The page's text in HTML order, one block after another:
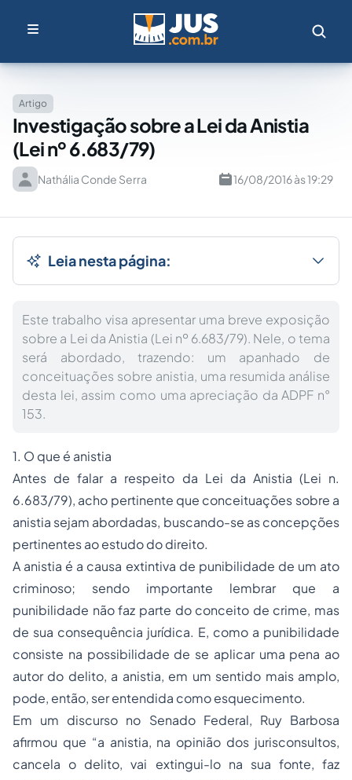
Artigo
Investigação sobre a Lei da Anistia
(Lei nº 6.683/79)
Nathália Conde Serra 16/08/2016 às 19:29
Leia nesta página:
Este trabalho visa apresentar uma breve exposição
sobre a Lei da Anistia (Lei nº 6.683/79). Nele, o tema
será abordado, trazendo: um apanhado de
conceituações sobre anistia, uma resumida análise
desta lei, assim como uma apreciação da ADPF n°
153.
1. O que é anistia
Antes de falar a respeito da Lei da Anistia (Lei n.
6.683/79), acho pertinente que conceituações sobre a
anistia sejam abordadas, buscando-se as concepções
pertinentes ao estudo do direito.
A anistia é a causa extintiva de punibilidade de um ato
criminoso; sendo importante lembrar que a
punibilidade não faz parte do conceito de crime, mas
de sua consequência jurídica. E, como a punibilidade
consiste na possibilidade de se aplicar uma pena ao
autor do delito, a anistia, em um sentido mais amplo,
pode, então, ser entendida como esquecimento.
Em um discurso no Senado Federal, Ruy Barbosa
afirmou que “a anistia, na opinião dos jurisconsultos,
cancela o delito, vai extingui-lo na sua fonte, faz